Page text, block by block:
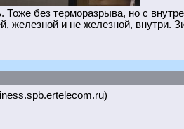
Тоже без терморазрыва, но с
железной и не железной, внутри.